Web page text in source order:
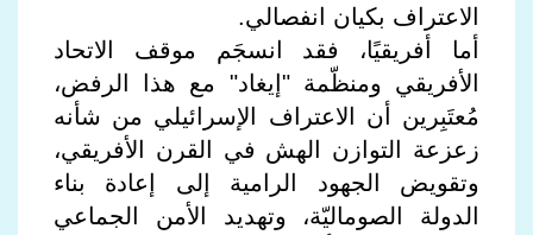
الاعتراف بكيان انفصالي.
أما أفريقيًا، فقد انسجَم موقف الاتحاد
الأفريقي ومنظّمة "إيغاد" مع هذا الرفض،
مُعتَبِرين أن الاعتراف الإسرائيلي من شأنه
زعزعة التوازن الهش في القرن الأفريقي،
وتقويض الجهود الرامية إلى إعادة بناء
الدولة الصوماليّة، وتهديد الأمن الجماعي